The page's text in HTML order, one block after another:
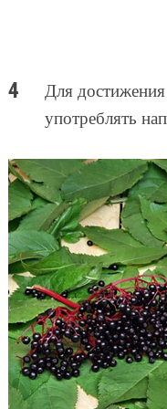
Для
употреблять